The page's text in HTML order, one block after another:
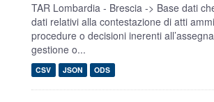
TAR Lombardia - Brescia -> Base dati
dati relativi alla contestazione di atti
procedure o decisioni inerenti
gestione o...
CSV JSON ODS